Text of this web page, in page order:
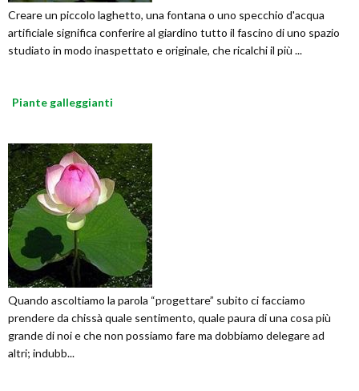
Creare un piccolo laghetto, una fontana o uno specchio d'acqua
artificiale significa conferire al giardino tutto il fascino di uno spazio
studiato in modo inaspettato e originale, che ricalchi il più ...
Piante galleggianti
Quando ascoltiamo la parola “progettare” subito ci facciamo
prendere da chissà quale sentimento, quale paura di una cosa più
grande di noi e che non possiamo fare ma dobbiamo delegare ad
altri; indubb...